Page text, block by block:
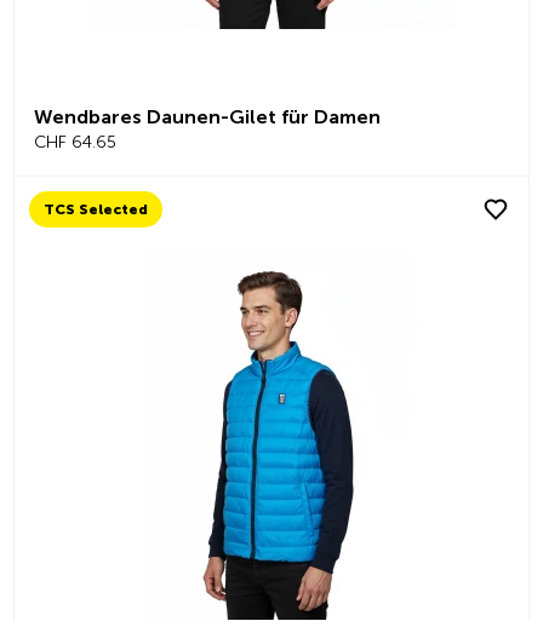
Wendbares Daunen-Gilet für Damen
CHF 64.65
TCS Selected